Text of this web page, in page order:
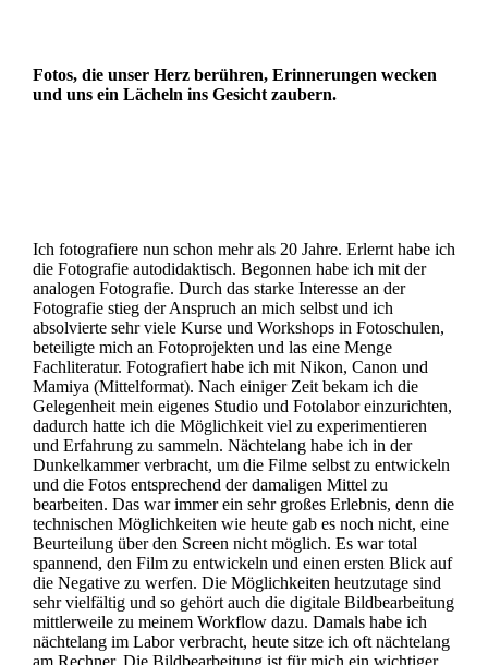
Fotos, die unser Herz berühren, Erinnerungen wecken
und uns ein Lächeln ins Gesicht zaubern.
Ich fotografiere nun schon mehr als 20 Jahre. Erlernt habe ich
die Fotografie autodidaktisch. Begonnen habe ich mit der
analogen Fotografie. Durch das starke Interesse an der
Fotografie stieg der Anspruch an mich selbst und ich
absolvierte sehr viele Kurse und Workshops in Fotoschulen,
beteiligte mich an Fotoprojekten und las eine Menge
Fachliteratur. Fotografiert habe ich mit Nikon, Canon und
Mamiya (Mittelformat). Nach einiger Zeit bekam ich die
Gelegenheit mein eigenes Studio und Fotolabor einzurichten,
dadurch hatte ich die Möglichkeit viel zu experimentieren
und Erfahrung zu sammeln. Nächtelang habe ich in der
Dunkelkammer verbracht, um die Filme selbst zu entwickeln
und die Fotos entsprechend der damaligen Mittel zu
bearbeiten. Das war immer ein sehr großes Erlebnis, denn die
technischen Möglichkeiten wie heute gab es noch nicht, eine
Beurteilung über den Screen nicht möglich. Es war total
spannend, den Film zu entwickeln und einen ersten Blick auf
die Negative zu werfen. Die Möglichkeiten heutzutage sind
sehr vielfältig und so gehört auch die digitale Bildbearbeitung
mittlerweile zu meinem Workflow dazu. Damals habe ich
nächtelang im Labor verbracht, heute sitze ich oft nächtelang
am Rechner. Die Bildbearbeitung ist für mich ein wichtiger